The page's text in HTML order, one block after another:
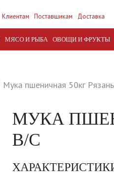
Клиентам Поставщикам Доставка
МЯСО И РЫБА ОВОЩИ И ФРУКТЫ
Мука пшеничная 50кг
МУКА
В/С